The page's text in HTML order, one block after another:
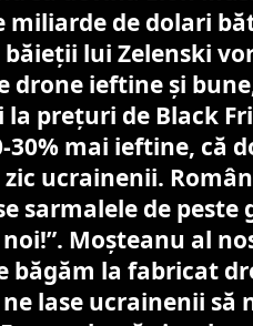
miliarde de dolari
lui Zelenski
drone ieftine și
la prețuri de Black
30% mai ieftine, că
zic ucrainenii.
sarmalele de peste
Moșteanu al
băgăm la fabricat
lase ucrainenii să